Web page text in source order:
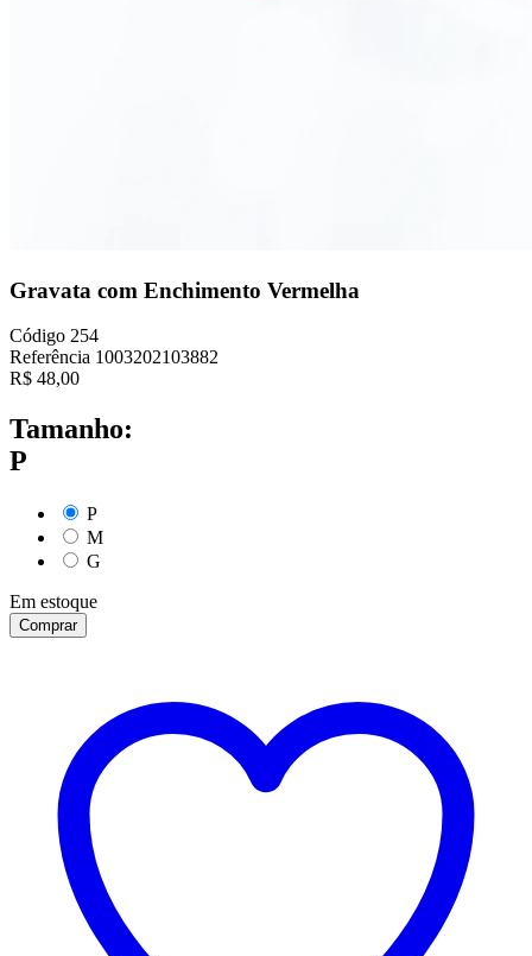
Gravata com Enchimento Vermelha
Código 254
Referência 1003202103882
R$ 48,00
Tamanho:
P
P
M
G
Em estoque
Comprar